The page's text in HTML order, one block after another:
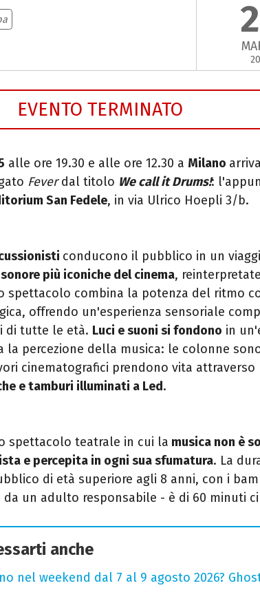
EVENTO TERMINATO
alle ore 19.30 e alle ore 12.30 a Milano
Feverdal titolo We call it Drums!:
San Fedele, in via Ulrico Hoepli 3/b.
conducono il pubblico in un
più iconiche del cinema,
spettacolo combina la potenza del ritmo
offrendo un'esperienza sensoriale
di tutte le età. Luci e suoni si fondono in
la percezione della musica: le colonne
cinematografici prendono vita attraverso
e tamburi illuminati a Led.
spettacolo teatrale in cui la musica non è
e percepita in ogni sua sfumatura. La
di età superiore agli 8 anni, con i
da un adulto responsabile - è di 60 minuti
anche
nel weekend dal 7 al 9 agosto 2026?